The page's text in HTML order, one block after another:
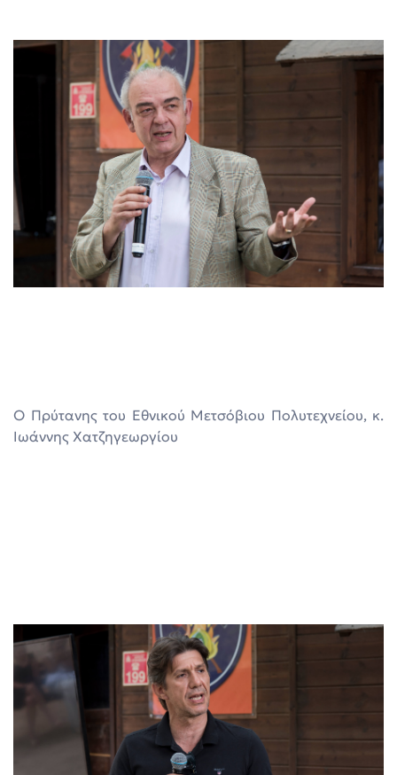
Ο Πρύτανης του Εθνικού Μετσόβιου Πολυτεχνείου, κ.
Ιωάννης Χατζηγεωργίου